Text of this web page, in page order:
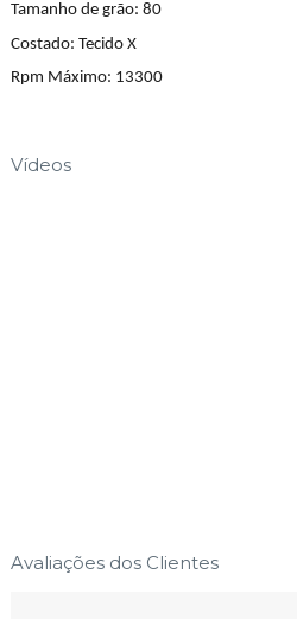
Tamanho de grão: 80
Costado: Tecido X
Rpm Máximo: 13300
Vídeos
Avaliações dos Clientes